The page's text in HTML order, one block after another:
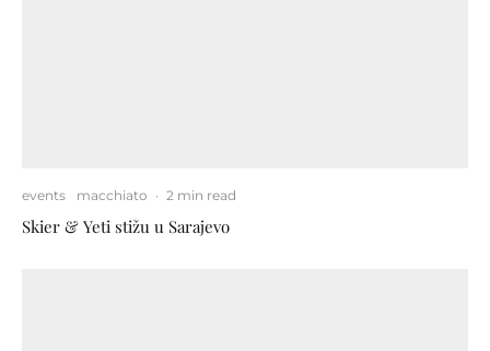
events macchiato · 2 min read
Skier & Yeti stižu u Sarajevo